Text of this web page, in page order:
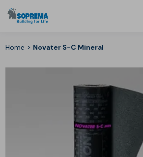
Home > Novater S-C Mineral